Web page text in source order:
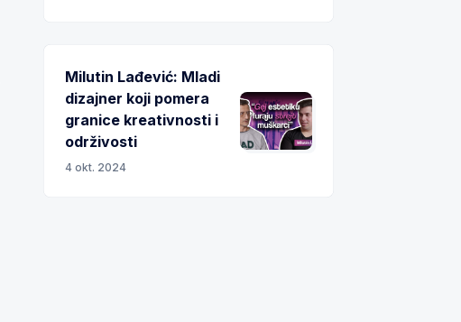
Milutin Lađević: Mladi
dizajner koji pomera
granice kreativnosti i
održivosti
4 okt. 2024